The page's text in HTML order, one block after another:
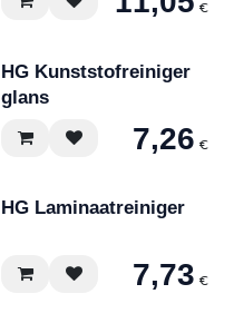
€
HG Kunststofreiniger
glans
7,26 €
HG Laminaatreiniger
7,73 €